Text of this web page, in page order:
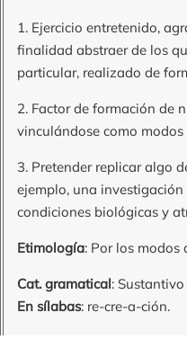
1. Ejercicio entretenido,
finalidad abstraer de los
particular, realizado de
2. Factor de formación de
vinculándose como
3. Pretender replicar algo
ejemplo, una
condiciones biológicas y
Etimología: Por los modos
Cat. gramatical: Sustantivo
En sílabas: re-cre-a-ción.